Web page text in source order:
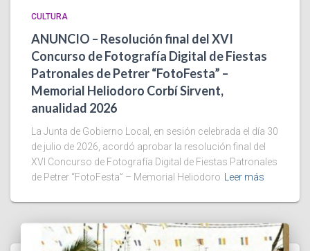
CULTURA
ANUNCIO – Resolución final del XVI
Concurso de Fotografía Digital de Fiestas
Patronales de Petrer “FotoFesta” –
Memorial Heliodoro Corbí Sirvent,
anualidad 2026
La Junta de Gobierno Local, en sesión celebrada el día 30
de julio de 2026, acordó aprobar la resolución final del
XVI Concurso de Fotografía Digital de Fiestas Patronales
de Petrer “FotoFesta” – Memorial Heliodoro
Leer más